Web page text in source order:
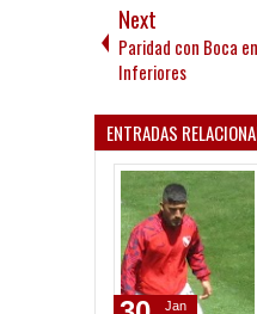
Next
Paridad con Boca en
Inferiores
ENTRADAS
Jan